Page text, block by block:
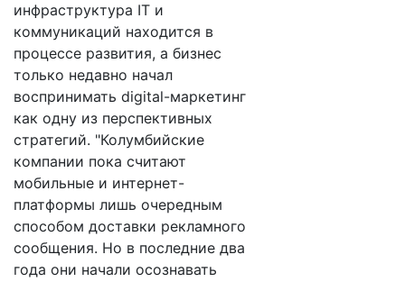
инфраструктура IT и
коммуникаций находится в
процессе развития, а бизнес
только недавно начал
воспринимать digital-маркетинг
как одну из перспективных
стратегий. "Колумбийские
компании пока считают
мобильные и интернет-
платформы лишь очередным
способом доставки рекламного
сообщения. Но в последние два
года они начали осознавать